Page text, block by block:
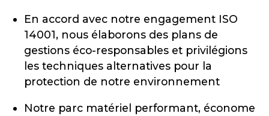
En accord avec notre engagement ISO
14001, nous élaborons des plans de
gestions éco-responsables et privilégions
les techniques alternatives pour la
protection de notre environnement
Notre parc matériel performant, économe